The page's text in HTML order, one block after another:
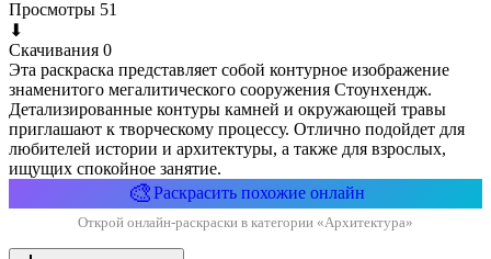
Просмотры 51
⬇
Скачивания 0
Эта раскраска представляет собой контурное изображение
знаменитого мегалитического сооружения Стоунхендж.
Детализированные контуры камней и окружающей травы
приглашают к творческому процессу. Отлично подойдет для
любителей истории и архитектуры, а также для взрослых,
ищущих спокойное занятие.
🎨Раскрасить похожие онлайн
Открой онлайн-раскраски в категории «Архитектура»